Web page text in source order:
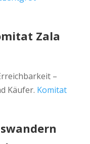
Zala
–
Käufer. Komitat